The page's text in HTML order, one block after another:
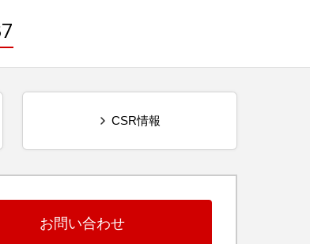
CSR情報
お問い合わせ